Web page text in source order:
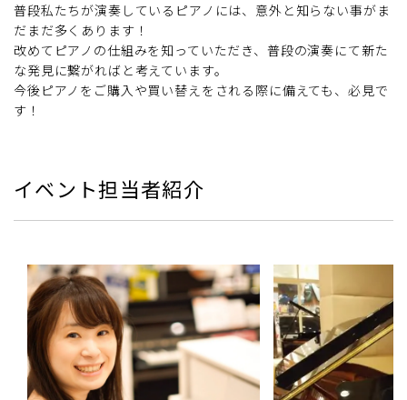
普段私たちが演奏しているピアノには、意外と知らない事がま
だまだ多くあります！
改めてピアノの仕組みを知っていただき、普段の演奏にて新た
な発見に繋がればと考えています。
今後ピアノをご購入や買い替えをされる際に備えても、必見で
す！
イベント担当者紹介